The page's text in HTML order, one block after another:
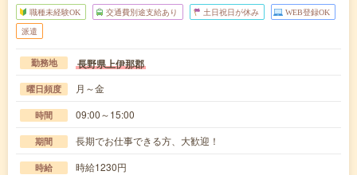
職種未経験OK 交通費別途支給あり 土日祝日が休み WEB登録OK
派遣
勤務地 長野県上伊那郡
曜日頻度 月～金
時間 09:00～15:00
期間 長期でお仕事できる方、大歓迎！
時給 時給1230円